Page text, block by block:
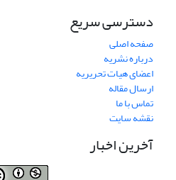
دسترسی سریع
صفحه اصلی
درباره نشریه
اعضای هیات تحریریه
ارسال مقاله
تماس با ما
نقشه سایت
آخرین اخبار